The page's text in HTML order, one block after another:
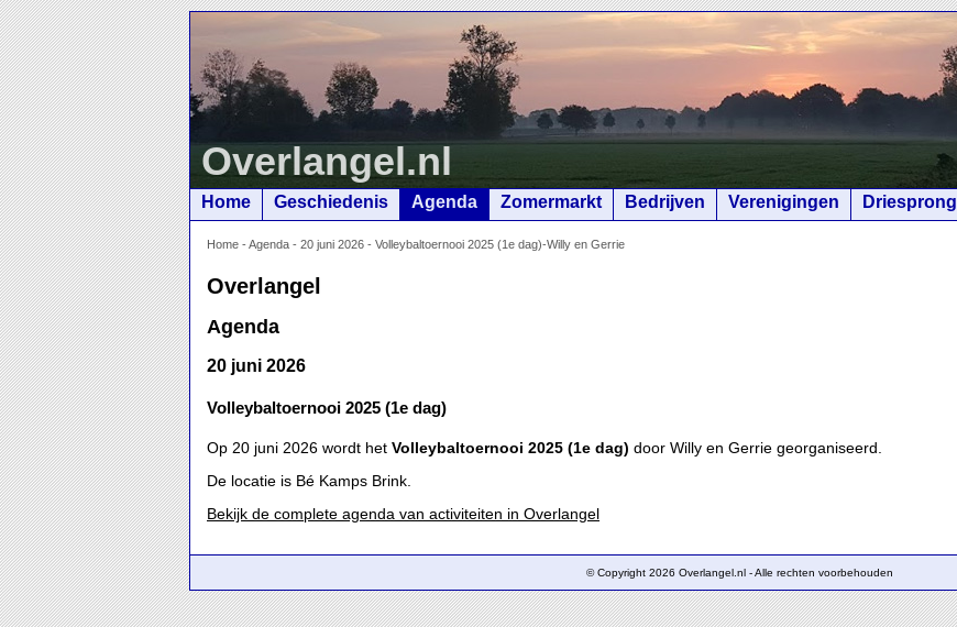
Overlangel.nl
Home Geschiedenis Agenda Zomermarkt Bedrijven Verenigingen Driesprong
Home -Agenda - 20 juni 2026 - Volleybaltoernooi 2025 (1e dag)-Willy en Gerrie
Overlangel
Agenda
20 juni 2026
Volleybaltoernooi 2025 (1e dag)
Op 20 juni 2026 wordt het Volleybaltoernooi 2025 (1e dag) door Willy en Gerrie georganiseerd.
De locatie is Bé Kamps Brink.
Bekijk de complete agenda van activiteiten in Overlangel
© Copyright 2026 Overlangel.nl - Alle rechten voorbehouden